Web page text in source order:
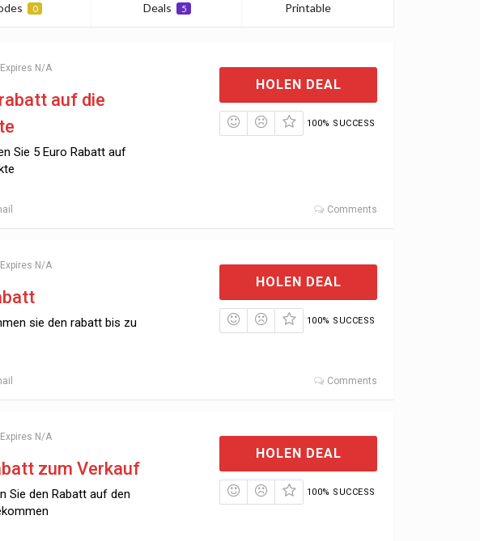
0 Deals 5 Printable
Expires N/A
auf die
Sie 5 Euro Rabatt auf
HOLEN DEAL
100% SUCCESS
Comments
Expires N/A
sie den rabatt bis zu
HOLEN DEAL
100% SUCCESS
Comments
Expires N/A
zum Verkauf
Sie den Rabatt auf den
HOLEN DEAL
100% SUCCESS